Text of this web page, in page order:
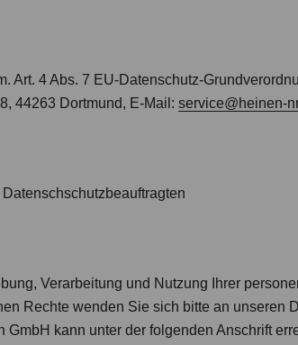
Art. 4 Abs. 7 EU-Datenschutz-
44263 Dortmund, E-Mail:service@heinen-
Verarbeitung und Nutzung Ihrer
Rechte wenden Sie sich bitte an unseren
GmbH kann unter der folgenden Anschrift